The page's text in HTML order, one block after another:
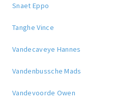
Snaet Eppo
Tanghe Vince
Vandecaveye Hannes
Vandenbussche Mads
Vandevoorde Owen